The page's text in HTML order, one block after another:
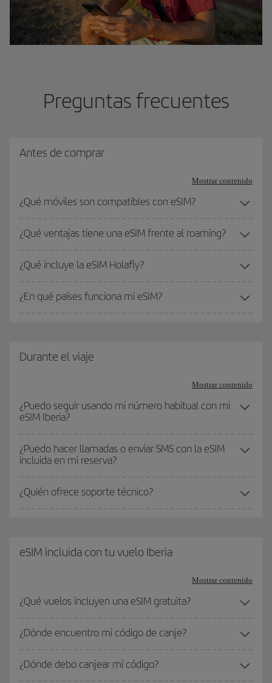
Preguntas frecuentes
Antes de comprar
Mostrar contenido
¿Qué móviles son compatibles con eSIM?
¿Qué ventajas tiene una eSIM frente al roaming?
¿Qué incluye la eSIM Holafly?
¿En qué países funciona mi eSIM?
Durante el viaje
Mostrar contenido
¿Puedo seguir usando mi número habitual con mi
eSIM Iberia?
¿Puedo hacer llamadas o enviar SMS con la eSIM
incluida en mi reserva?
¿Quién ofrece soporte técnico?
eSIM incluida con tu vuelo Iberia
Mostrar contenido
¿Qué vuelos incluyen una eSIM gratuita?
¿Dónde encuentro mi código de canje?
¿Dónde debo canjear mi código?